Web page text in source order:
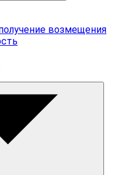
возмещения